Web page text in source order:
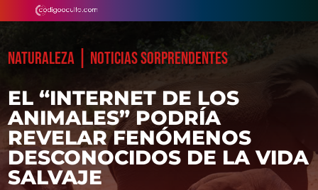
NATURALEZA NOTICIAS SORPRENDENTES
EL “INTERNET DE LOS
ANIMALES” PODRÍA
REVELAR FENÓMENOS
DESCONOCIDOS DE LA VIDA
SALVAJE